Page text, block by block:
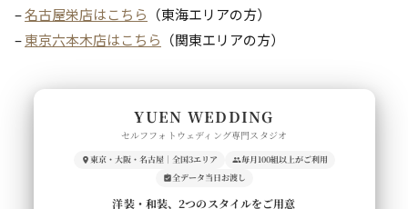
–名古屋栄店はこちら （東海エリアの方）
–東京六本木店はこちら （関東エリアの方）
YUEN WEDDING
セルフフォトウェディング専門スタジオ
東京・大阪・名古屋｜全国3エリア
毎月100組以上がご利用
全データ当日お渡し
洋装・和装、2つのスタイルをご用意